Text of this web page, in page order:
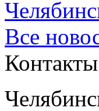
Все
Контакты